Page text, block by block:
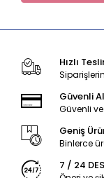
Hızlı
Güvenli
Güvenli
Geniş
Binlerce
7 / 24